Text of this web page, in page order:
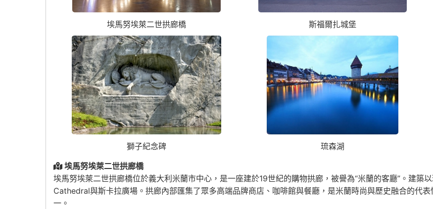
埃馬努埃萊二世拱廊橋 斯福爾扎城堡
獅子紀念碑 琉森湖
埃馬努埃萊二世拱廊橋
埃馬努埃萊二世拱廊橋位於義大利米蘭市中心，是一座建於19世紀的購物拱廊，被譽為“米蘭的客廳”。建築
Cathedral與斯卡拉廣場。拱廊內部匯集了眾多高端品牌商店、咖啡館與餐廳，是米蘭時尚與歷史融合的代
一。